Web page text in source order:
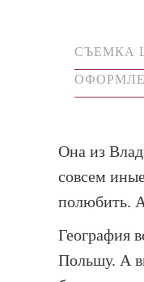
СЪЕМКА
Она из
совсем
полюбить.
География
Польшу. А